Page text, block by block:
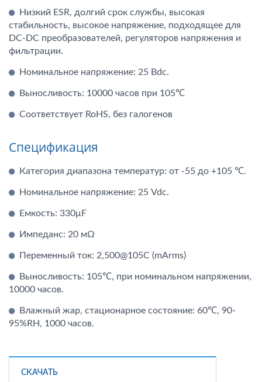
Низкий ESR, долгий срок службы, высокая
стабильность, высокое напряжение, подходящее для
DC-DC преобразователей, регуляторов напряжения и
фильтрации.
Номинальное напряжение: 25 Вdc.
Выносливость: 10000 часов при 105℃
Соответствует RoHS, без галогенов
Спецификация
Категория диапазона температур: от -55 до +105 ℃.
Номинальное напряжение: 25 Vdc.
Емкость: 330μF
Импеданс: 20 мΩ
Переменный ток: 2,500@105C (mArms)
Выносливость: 105℃, при номинальном напряжении,
10000 часов.
Влажный жар, стационарное состояние: 60℃, 90-
95%RH, 1000 часов.
СКАЧАТЬ